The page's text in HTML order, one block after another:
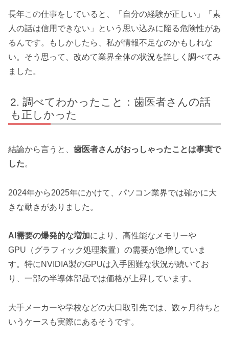
長年この仕事をしていると、「自分の経験が正しい」「素
人の話は信用できない」という思い込みに陥る危険性があ
るんです。もしかしたら、私が情報不足なのかもしれな
い。そう思って、改めて業界全体の状況を詳しく調べてみ
ました。
調べてわかったこと：歯医者さんの話
も正しかった
結論から言うと、 歯医者さんがおっしゃったことは事実で
した。
2024年から2025年にかけて、パソコン業界では確かに大
きな動きがありました。
AI需要の爆発的な増加により、高性能なメモリーや
GPU（グラフィック処理装置）の需要が急増していま
す。特にNVIDIA製のGPUは入手困難な状況が続いてお
り、一部の半導体部品では価格が上昇しています。
大手メーカーや学校などの大口取引先では、数ヶ月待ちと
いうケースも実際にあるそうです。